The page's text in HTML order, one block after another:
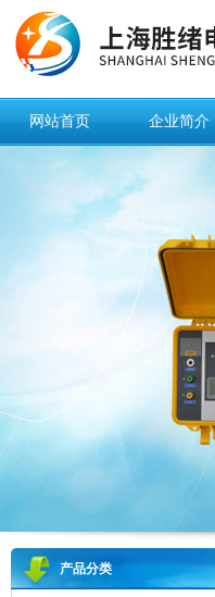
网站首页 企业简介
产品分类